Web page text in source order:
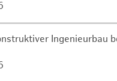
Ingenieurbau